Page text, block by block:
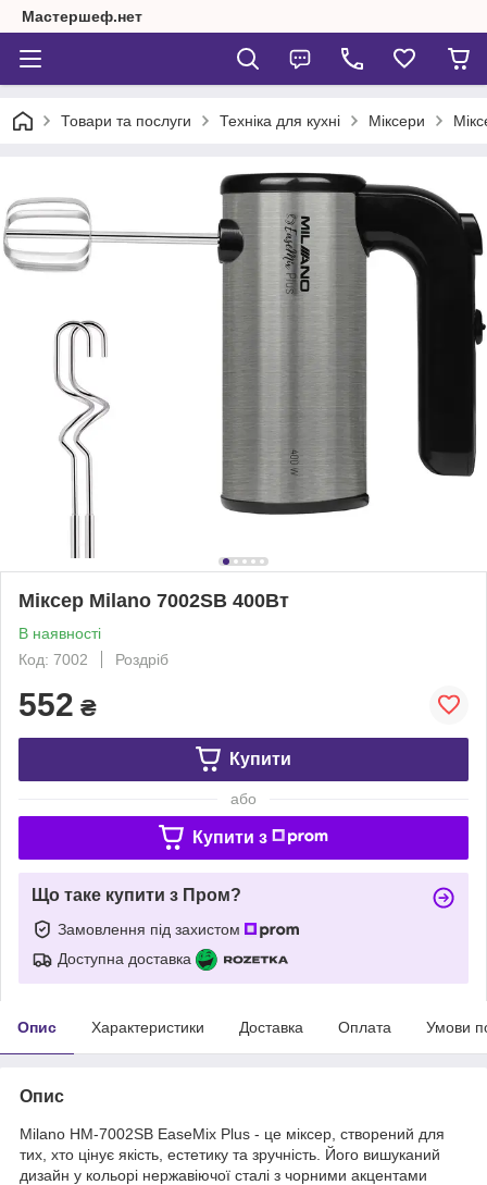
Мастершеф.нет
Товари та послуги Техніка для кухні Міксери
Міксер Milano 7002SB 400Вт
В наявності
Код: 7002
Роздріб
552 ₴
Купити
або
Купити з
Що таке купити з Пром?
Замовлення під захистом
Доступна доставка
Опис Характеристики Доставка Оплата Умови
Опис
Milano HM-7002SB EaseMix Plus - це міксер, створений для
тих, хто цінує якість, естетику та зручність. Його вишуканий
дизайн у кольорі нержавіючої сталі з чорними акцентами